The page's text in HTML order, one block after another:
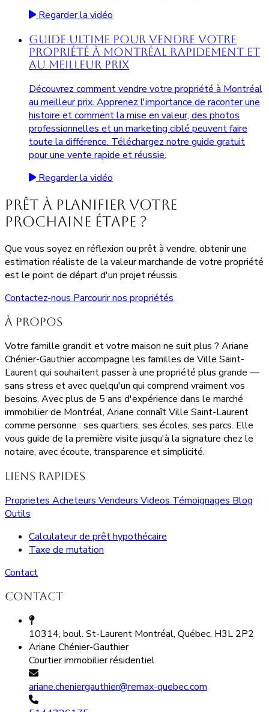
Regarder la vidéo
Guide Ultime pour Vendre Votre
Propriété à Montréal Rapidement et
au Meilleur Prix
Découvrez comment vendre votre propriété à Montréal
au meilleur prix. Apprenez l'importance de raconter une
histoire et comment la mise en valeur, des photos
professionnelles et un marketing ciblé peuvent faire
toute la différence. Téléchargez notre guide gratuit
pour une vente rapide et réussie.
Regarder la vidéo
Prêt à planifier votre
prochaine étape ?
Que vous soyez en réflexion ou prêt à vendre, obtenir une
estimation réaliste de la valeur marchande de votre propriété
est le point de départ d'un projet réussis.
Contactez-nous Parcourir nos propriétés
À propos
Votre famille grandit et votre maison ne suit plus ? Ariane
Chénier-Gauthier accompagne les familles de Ville Saint-
Laurent qui souhaitent passer à une propriété plus grande —
sans stress et avec quelqu'un qui comprend vraiment vos
besoins. Avec plus de 5 ans d'expérience dans le marché
immobilier de Montréal, Ariane connaît Ville Saint-Laurent
comme personne : ses quartiers, ses écoles, ses parcs. Elle
vous guide de la première visite jusqu'à la signature chez le
notaire, avec écoute, transparence et simplicité.
Liens rapides
Proprietes Acheteurs Vendeurs Videos Témoignages Blog
Outils
Calculateur de prêt hypothécaire
Taxe de mutation
Contact
Contact
10314, boul. St-Laurent Montréal, Québec, H3L 2P2
Ariane Chénier-Gauthier
Courtier immobilier résidentiel
ariane.cheniergauthier@remax-quebec.com